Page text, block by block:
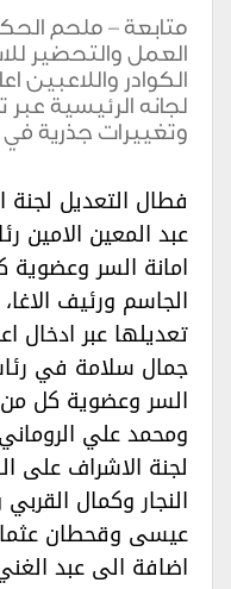
متابعة – ملحم
العمل والتحضير
الكوادر واللاعبين
لجانه الرئيسية
وتغييرات جذرية في
فطال التعديل لجنة
عبد المعين الامين
امانة السر
الجاسم ورئيف
تعديلها عبر ادخال
جمال سلامة في
السر وعضوية كل
ومحمد علي
لجنة الاشراف على
النجار وكمال
عيسى وقحطان عثمان
اضافة الى عبد